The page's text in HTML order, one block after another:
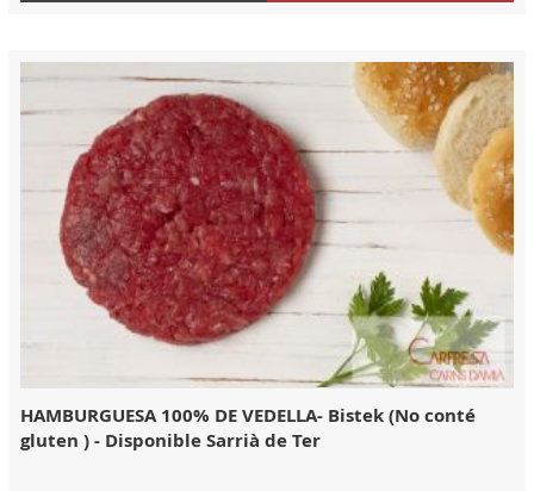
HAMBURGUESA 100% DE VEDELLA- Bistek (No conté
gluten ) - Disponible Sarrià de Ter